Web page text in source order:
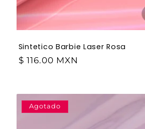
Sintetico Barbie Laser Rosa
$ 116.00 MXN
Agotado